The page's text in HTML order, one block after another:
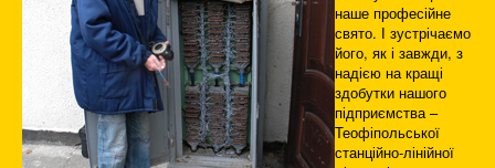
наше професійне
свято. І зустрічаємо
його, як і завжди, з
надією на кращі
здобутки нашого
підприємства –
Теофіпольської
станційно-лінійної